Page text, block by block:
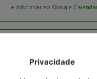
+ Adicionar ao Google
Privacidade